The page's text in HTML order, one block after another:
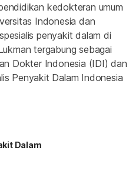
kedokteran umum
Indonesia dan
penyakit dalam di
tergabung sebagai
Dokter Indonesia (IDI) dan
Penyakit Dalam Indonesia
Dalam